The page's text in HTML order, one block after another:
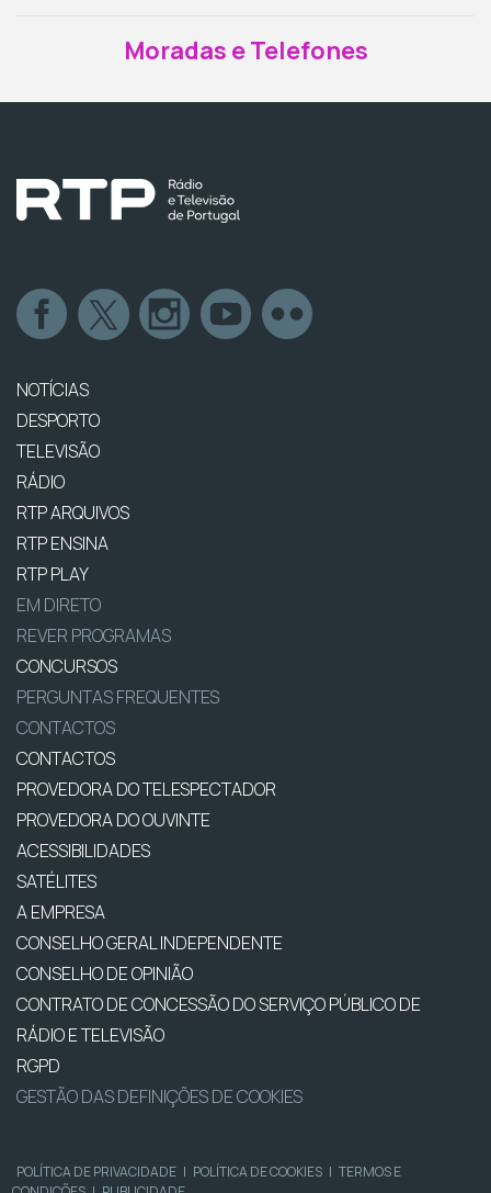
Moradas e Telefones
NOTÍCIAS
DESPORTO
TELEVISÃO
RÁDIO
RTP ARQUIVOS
RTP ENSINA
RTP PLAY
EM DIRETO
REVER PROGRAMAS
CONCURSOS
PERGUNTAS FREQUENTES
CONTACTOS
CONTACTOS
PROVEDORA DO TELESPECTADOR
PROVEDORA DO OUVINTE
ACESSIBILIDADES
SATÉLITES
A EMPRESA
CONSELHO GERAL INDEPENDENTE
CONSELHO DE OPINIÃO
CONTRATO DE CONCESSÃO DO SERVIÇO PÚBLICO DE
RÁDIO E TELEVISÃO
RGPD
GESTÃO DAS DEFINIÇÕES DE COOKIES
POLÍTICA DE PRIVACIDADE | POLÍTICA DE COOKIES | TERMOS E